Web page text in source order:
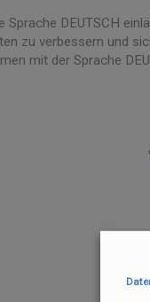
DEUTSCH
zu verbessern und
mit der Sprache